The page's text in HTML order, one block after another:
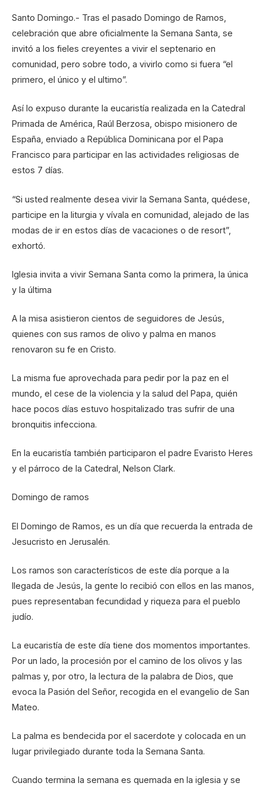
Santo Domingo.- Tras el pasado Domingo de Ramos,
celebración que abre oficialmente la Semana Santa, se
invitó a los fieles creyentes a vivir el septenario en
comunidad, pero sobre todo, a vivirlo como si fuera “el
primero, el único y el ultimo”.
Así lo expuso durante la eucaristía realizada en la Catedral
Primada de América, Raúl Berzosa, obispo misionero de
España, enviado a República Dominicana por el Papa
Francisco para participar en las actividades religiosas de
estos 7 días.
“Si usted realmente desea vivir la Semana Santa, quédese,
participe en la liturgia y vívala en comunidad, alejado de las
modas de ir en estos días de vacaciones o de resort”,
exhortó.
Iglesia invita a vivir Semana Santa como la primera, la única
y la última
A la misa asistieron cientos de seguidores de Jesús,
quienes con sus ramos de olivo y palma en manos
renovaron su fe en Cristo.
La misma fue aprovechada para pedir por la paz en el
mundo, el cese de la violencia y la salud del Papa, quién
hace pocos días estuvo hospitalizado tras sufrir de una
bronquitis infecciona.
En la eucaristía también participaron el padre Evaristo Heres
y el párroco de la Catedral, Nelson Clark.
Domingo de ramos
El Domingo de Ramos, es un día que recuerda la entrada de
Jesucristo en Jerusalén.
Los ramos son característicos de este día porque a la
llegada de Jesús, la gente lo recibió con ellos en las manos,
pues representaban fecundidad y riqueza para el pueblo
judío.
La eucaristía de este día tiene dos momentos importantes.
Por un lado, la procesión por el camino de los olivos y las
palmas y, por otro, la lectura de la palabra de Dios, que
evoca la Pasión del Señor, recogida en el evangelio de San
Mateo.
La palma es bendecida por el sacerdote y colocada en un
lugar privilegiado durante toda la Semana Santa.
Cuando termina la semana es quemada en la iglesia y se